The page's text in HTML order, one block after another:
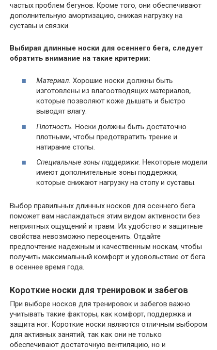
частых проблем бегунов. Кроме того, они обеспечивают
дополнительную амортизацию, снижая нагрузку на
суставы и связки.
Выбирая длинные носки для осеннего бега, следует
обратить внимание на такие критерии:
Материал. Хорошие носки должны быть
изготовлены из влагоотводящих материалов,
которые позволяют коже дышать и быстро
выводят влагу.
Плотность. Носки должны быть достаточно
плотными, чтобы предотвратить трение и
натирание стопы.
Специальные зоны поддержки. Некоторые модели
имеют дополнительные зоны поддержки,
которые снижают нагрузку на стопу и суставы.
Выбор правильных длинных носков для осеннего бега
поможет вам наслаждаться этим видом активности без
неприятных ощущений и травм. Их удобство и защитные
свойства невозможно переоценить. Отдайте
предпочтение надежным и качественным носкам, чтобы
получить максимальный комфорт и удовольствие от бега
в осеннее время года.
Короткие носки для тренировок и забегов
При выборе носков для тренировок и забегов важно
учитывать такие факторы, как комфорт, поддержка и
защита ног. Короткие носки являются отличным выбором
для активных занятий, так как они не только
обеспечивают достаточную вентиляцию, но и